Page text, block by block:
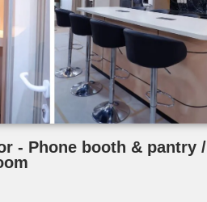
- Phone booth & pantry /